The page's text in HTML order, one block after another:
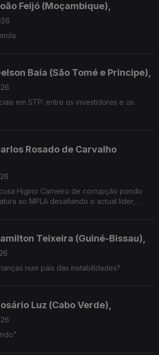
Feijó (Moçambique),
Baía (São Tomé e Principe),
em STP: entre os investidores e os
Rosado de Carvalho
Higino Carneiro de corrupção pondo
ao MPLA desafiando o actual líder,
Teixeira (Guiné-Bissau),
num país das instabilidades?
Luz (Cabo Verde),